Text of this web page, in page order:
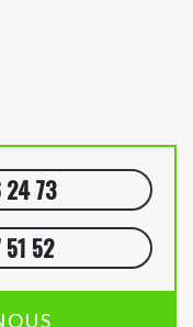
73
52